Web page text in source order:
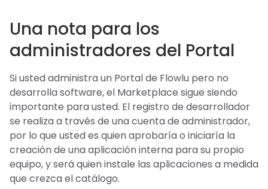
Una nota para los
administradores del Portal
Si usted administra un Portal de Flowlu pero no
desarrolla software, el Marketplace sigue siendo
importante para usted. El registro de desarrollador
se realiza a través de una cuenta de administrador,
por lo que usted es quien aprobaría o iniciaría la
creación de una aplicación interna para su propio
equipo, y será quien instale las aplicaciones a medida
que crezca el catálogo.